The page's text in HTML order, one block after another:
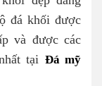
đá khối được
và được các
tại Đá mỹ